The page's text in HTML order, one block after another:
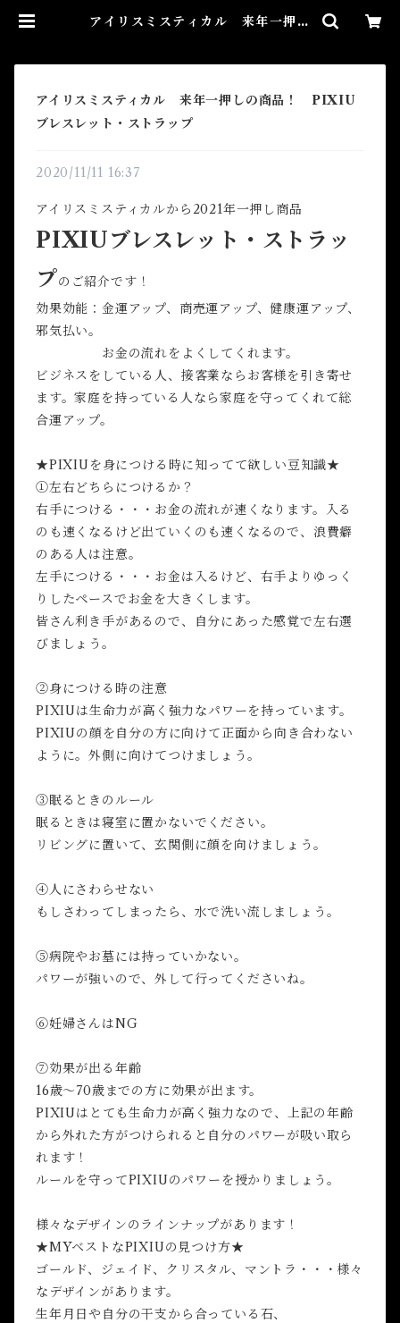
アイリスミスティカル 来年一押し
リスミスティカル マダムアイリス
アイリスミスティカル 来年一押しの商品！ PIXIU
ブレスレット・ストラップ
2020/11/11 16:37
アイリスミスティカルから2021年一押し商品
PIXIUブレスレット・ストラッ
プのご紹介です！
効果効能：金運アップ、商売運アップ、健康運アップ、
邪気払い。
お金の流れをよくしてくれます。
ビジネスをしている人、接客業ならお客様を引き寄せ
ます。家庭を持っている人なら家庭を守ってくれて総
合運アップ。
★PIXIUを身につける時に知ってて欲しい豆知識★
①左右どちらにつけるか？
右手につける・・・お金の流れが速くなります。入る
のも速くなるけど出ていくのも速くなるので、浪費癖
のある人は注意。
左手につける・・・お金は入るけど、右手よりゆっく
りしたペースでお金を大きくします。
皆さん利き手があるので、自分にあった感覚で左右選
びましょう。
②身につける時の注意
PIXIUは生命力が高く強力なパワーを持っています。
PIXIUの顔を自分の方に向けて正面から向き合わない
ように。外側に向けてつけましょう。
③眠るときのルール
眠るときは寝室に置かないでください。
リビングに置いて、玄関側に顔を向けましょう。
④人にさわらせない
もしさわってしまったら、水で洗い流しましょう。
⑤病院やお墓には持っていかない。
パワーが強いので、外して行ってくださいね。
⑥妊婦さんはNG
➆効果が出る年齢
16歳～70歳までの方に効果が出ます。
PIXIUはとても生命力が高く強力なので、上記の年齢
から外れた方がつけられると自分のパワーが吸い取ら
れます！
ルールを守ってPIXIUのパワーを授かりましょう。
様々なデザインのラインナップがあります！
★MYベストなPIXIUの見つけ方★
ゴールド、ジェイド、クリスタル、マントラ・・・様々
なデザインがあります。
生年月日や自分の干支から合っている石、